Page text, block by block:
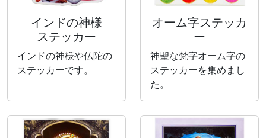
インドの神様
ステッカー
インドの神様や仏陀の
ステッカーです。
オーム字ステッカ
ー
神聖な梵字オーム字の
ステッカーを集めまし
た。